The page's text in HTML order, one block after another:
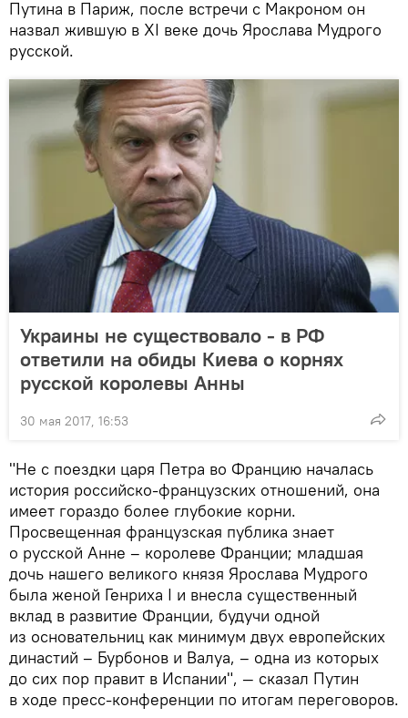
Путина в Париж, после встречи с Макроном он
назвал жившую в ХI веке дочь Ярослава Мудрого
русской.
Украины не существовало - в РФ
ответили на обиды Киева о корнях
русской королевы Анны
30 мая 2017, 16:53
"Не с поездки царя Петра во Францию началась
история российско-французских отношений, она
имеет гораздо более глубокие корни.
Просвещенная французская публика знает
о русской Анне – королеве Франции; младшая
дочь нашего великого князя Ярослава Мудрого
была женой Генриха I и внесла существенный
вклад в развитие Франции, будучи одной
из основательниц как минимум двух европейских
династий – Бурбонов и Валуа, – одна из которых
до сих пор правит в Испании", — сказал Путин
в ходе пресс-конференции по итогам переговоров.